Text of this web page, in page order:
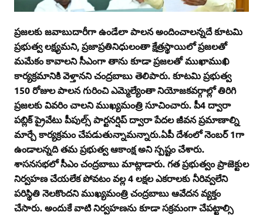
ప్రజలకు జవాబుదారీగా ఉండేలా పాలన అందించాలన్నదే కూటమి
ప్రభుత్వ లక్ష్యమని, ప్రజాప్రతినిధులంతా క్షేత్రస్థాయిలో ప్రజలతో
మమేకం కావాలని సీఎంగా తాను కూడా ప్రజలతో ముఖాముఖి
కార్యక్రమానికి వెళ్తానని చంద్రబాబు తెలిపారు. కూటమి ప్రభుత్వ
150 రోజుల పాలన గురించి ఎమ్మెల్యేంతా నియోజకవర్గాల్లో తిరిగి
ప్రజలకు వివరిం చాలని ముఖ్యమంత్రి సూచించారు. పీ4 ద్వారా
పబ్లిక్‌ ప్రైవేటు పీపుల్స్‌ పార్టనర్షిప్‌ ద్వారా పేదల జీవన ప్రమాణాల్ని
మార్చే కార్యక్రమం చేపడుతున్నామన్నారు.ఏపీ దేశంలో నెంబర్‌ 1గా
ఉండాలన్నది తమ ప్రభుత్వ ఆకాంక్ష అని స్పష్టం చేశారు.
శాసనసభలో సీఎం చంద్రబాబు మాట్లాడారు. గత ప్రభుత్వం ప్రాజెక్టుల
నిర్వహణ చేయలేక పోవటం వల్ల 4 లక్షల ఎకరాలకు నీరివ్వలేని
పరిస్థితి నెలకొందని ముఖ్యమంత్రి చంద్రబాబు ఆవేదన వ్యక్తం
చేసారు. అందుకే వాటి నిర్వహణను కూడా సక్రమంగా చేపట్టాల్సి